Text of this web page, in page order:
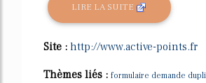
LIRE LA SUITE
Site : http://www.active-points.fr
Thèmes liés : formulaire demande